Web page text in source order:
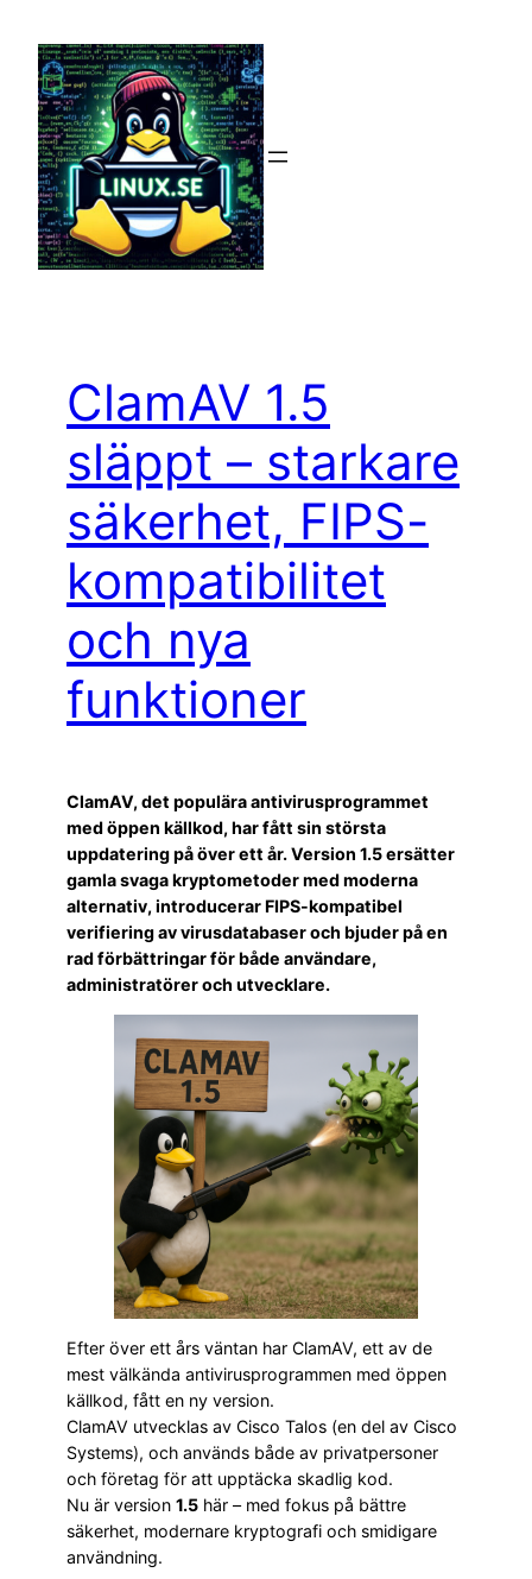
innehåll
ClamAV 1.5
släppt – starkare
säkerhet, FIPS-
kompatibilitet
och nya
funktioner
ClamAV, det populära antivirusprogrammet
med öppen källkod, har fått sin största
uppdatering på över ett år. Version 1.5 ersätter
gamla svaga kryptometoder med moderna
alternativ, introducerar FIPS-kompatibel
verifiering av virusdatabaser och bjuder på en
rad förbättringar för både användare,
administratörer och utvecklare.
Efter över ett års väntan har ClamAV, ett av de
mest välkända antivirusprogrammen med öppen
källkod, fått en ny version.
ClamAV utvecklas av Cisco Talos (en del av Cisco
Systems), och används både av privatpersoner
och företag för att upptäcka skadlig kod.
Nu är version 1.5 här – med fokus på bättre
säkerhet, modernare kryptografi och smidigare
användning.